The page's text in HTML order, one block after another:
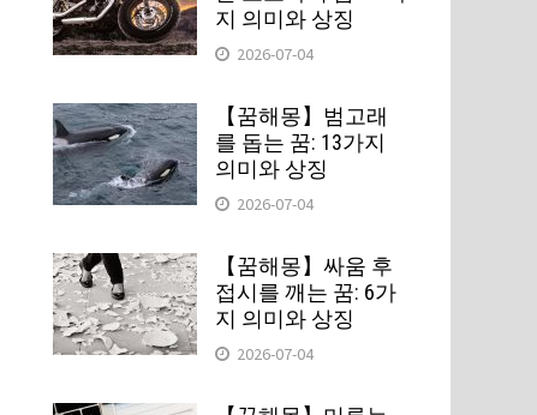
지 의미와 상징
2026-07-04
【꿈해몽】범고래
를 돕는 꿈: 13가지
의미와 상징
2026-07-04
【꿈해몽】싸움 후
접시를 깨는 꿈: 6가
지 의미와 상징
2026-07-04